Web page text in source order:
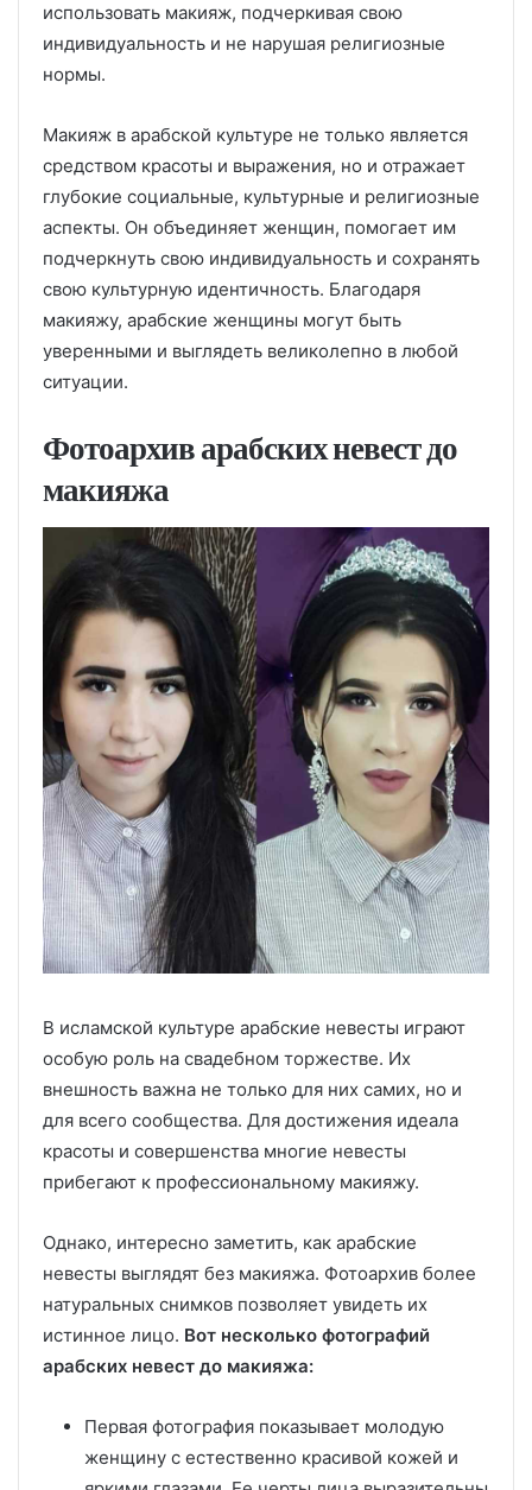
использовать макияж, подчеркивая свою
индивидуальность и не нарушая религиозные
нормы.
Макияж в арабской культуре не только является
средством красоты и выражения, но и отражает
глубокие социальные, культурные и религиозные
аспекты. Он объединяет женщин, помогает им
подчеркнуть свою индивидуальность и сохранять
свою культурную идентичность. Благодаря
макияжу, арабские женщины могут быть
уверенными и выглядеть великолепно в любой
ситуации.
Фотоархив арабских невест до
макияжа
В исламской культуре арабские невесты играют
особую роль на свадебном торжестве. Их
внешность важна не только для них самих, но и
для всего сообщества. Для достижения идеала
красоты и совершенства многие невесты
прибегают к профессиональному макияжу.
Однако, интересно заметить, как арабские
невесты выглядят без макияжа. Фотоархив более
натуральных снимков позволяет увидеть их
истинное лицо. Вот несколько фотографий
арабских невест до макияжа:
Первая фотография показывает молодую
женщину с естественно красивой кожей и